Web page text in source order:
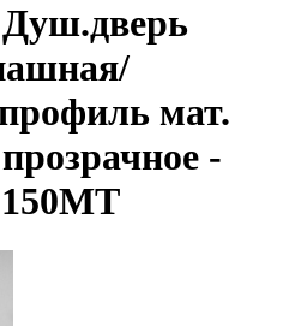
мат.
-